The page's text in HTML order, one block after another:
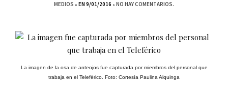
MEDIOS EN 9/01/2016 NO HAY COMENTARIOS.
La imagen de la osa de anteojos fue capturada por miembros del personal que
trabaja en el Teleférico. Foto: Cortesía Paulina Alquinga